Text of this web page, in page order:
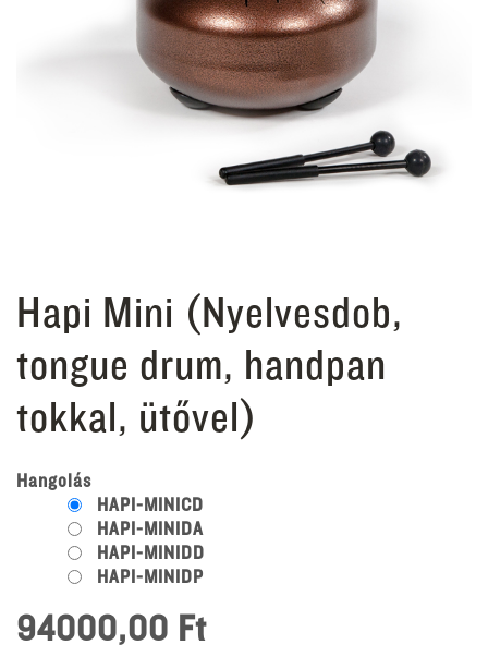
Hapi Mini (Nyelvesdob,
tongue drum, handpan
tokkal, ütővel)
Hangolás
HAPI-MINICD
HAPI-MINIDA
HAPI-MINIDD
HAPI-MINIDP
94000,00 Ft